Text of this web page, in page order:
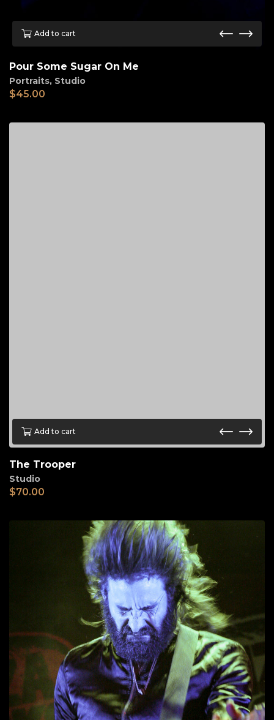
Add to cart
Pour Some Sugar On Me
Portraits, Studio
$45.00
Add to cart
The Trooper
Studio
$70.00